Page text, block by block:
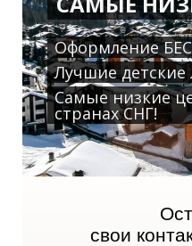
Оформление
Лучшие детские
Самые низкие
странах СНГ!
свои